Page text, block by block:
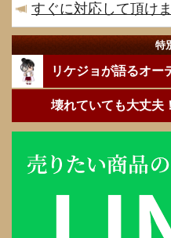
すぐに対応して頂け
特
リケジョが語るオー
壊れていても大丈夫